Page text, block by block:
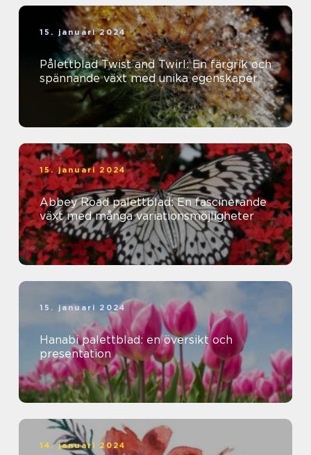
15. januari 2024
Pålettblad Twist and Twirl: En färgrik och
spännande växt med unika egenskaper
15. januari 2024
Abbey Road palettblad: En fascinerande
växt med många variationsmöjligheter
15. januari 2024
Hanabi palettblad: en översikt och
presentation
14. januari 2024